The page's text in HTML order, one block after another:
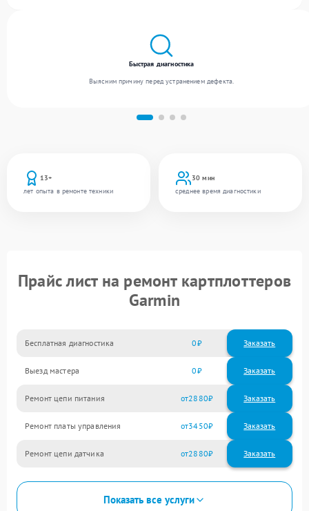
13+
лет опыта в ремонте техники
30 мин
среднее время диагностики
Быстрая диагностика
Выясним причину перед устранением дефекта.
Прайс лист на ремонт картплоттеров
Garmin
Бесплатная диагностика 0 Заказать
Выезд мастера 0 Заказать
Ремонт цепи питания 2880
Ремонт платы управления 3450
Ремонт цепи датчика 2880
Показать все услуги